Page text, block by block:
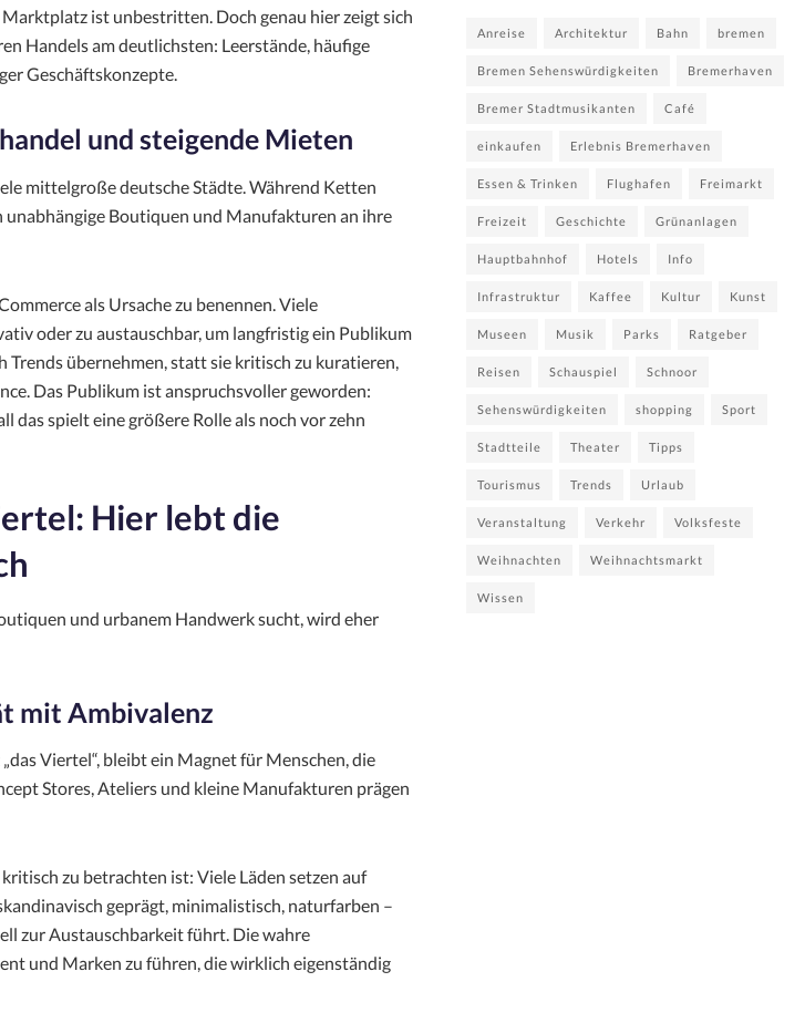
ist unbestritten. Doch genau hier zeigt sich
Handels am deutlichsten: Leerstände, häufige
Geschäftskonzepte.
und steigende Mieten
mittelgroße deutsche Städte. Während Ketten
Boutiquen und Manufakturen an ihre
als Ursache zu benennen. Viele
oder zu austauschbar, um langfristig ein Publikum
übernehmen, statt sie kritisch zu kuratieren,
Das Publikum ist anspruchsvoller geworden:
das spielt eine größere Rolle als noch vor zehn
Hier lebt die
und urbanem Handwerk sucht, wird eher
mit Ambivalenz
Viertel“, bleibt ein Magnet für Menschen, die
Stores, Ateliers und kleine Manufakturen prägen
zu betrachten ist: Viele Läden setzen auf
geprägt, minimalistisch, naturfarben –
zur Austauschbarkeit führt. Die wahre
und Marken zu führen, die wirklich eigenständig
Anreise Architektur Bahn bremen
Bremen Sehenswürdigkeiten Bremerhaven
Bremer Stadtmusikanten Café
einkaufen Erlebnis Bremerhaven
Essen & Trinken Flughafen Freimarkt
Freizeit Geschichte Grünanlagen
Hauptbahnhof Hotels Info
Infrastruktur Kaffee Kultur Kunst
Museen Musik Parks Ratgeber
Reisen Schauspiel Schnoor
Sehenswürdigkeiten shopping Sport
Stadtteile Theater Tipps
Tourismus Trends Urlaub
Veranstaltung Verkehr Volksfeste
Weihnachten Weihnachtsmarkt
Wissen